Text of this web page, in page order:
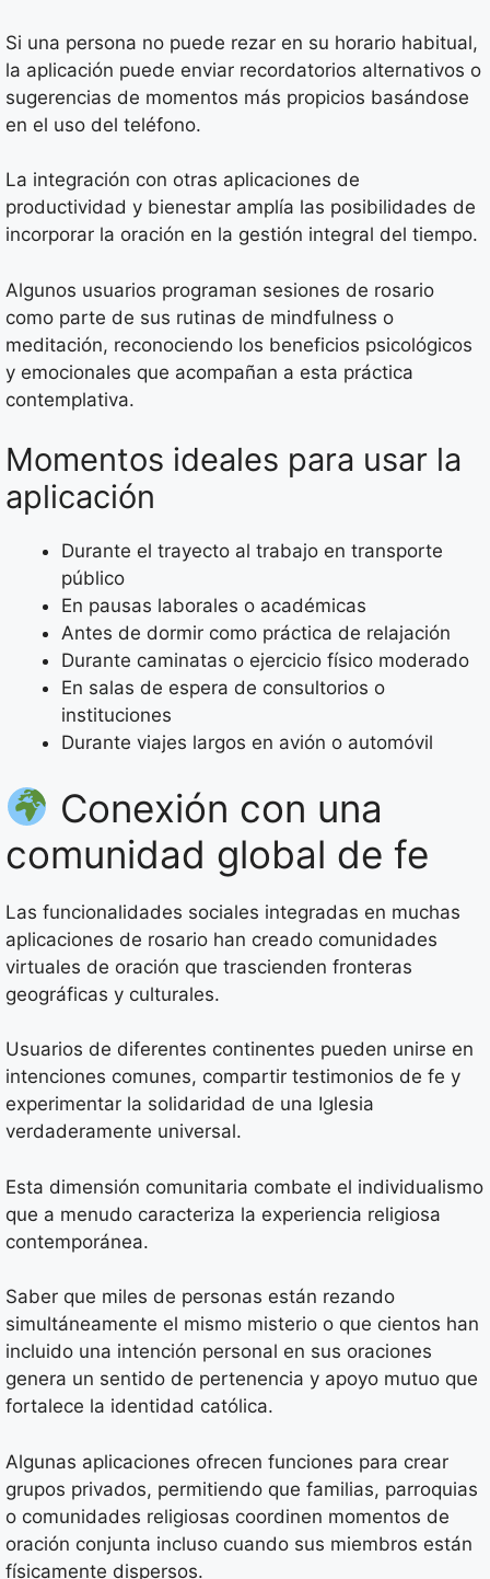
Si una persona no puede rezar en su horario habitual,
la aplicación puede enviar recordatorios alternativos o
sugerencias de momentos más propicios basándose
en el uso del teléfono.
La integración con otras aplicaciones de
productividad y bienestar amplía las posibilidades de
incorporar la oración en la gestión integral del tiempo.
Algunos usuarios programan sesiones de rosario
como parte de sus rutinas de mindfulness o
meditación, reconociendo los beneficios psicológicos
y emocionales que acompañan a esta práctica
contemplativa.
Momentos ideales para usar la
aplicación
Durante el trayecto al trabajo en transporte
público
En pausas laborales o académicas
Antes de dormir como práctica de relajación
Durante caminatas o ejercicio físico moderado
En salas de espera de consultorios o
instituciones
Durante viajes largos en avión o automóvil
Conexión con una
comunidad global de fe
Las funcionalidades sociales integradas en muchas
aplicaciones de rosario han creado comunidades
virtuales de oración que trascienden fronteras
geográficas y culturales.
Usuarios de diferentes continentes pueden unirse en
intenciones comunes, compartir testimonios de fe y
experimentar la solidaridad de una Iglesia
verdaderamente universal.
Esta dimensión comunitaria combate el individualismo
que a menudo caracteriza la experiencia religiosa
contemporánea.
Saber que miles de personas están rezando
simultáneamente el mismo misterio o que cientos han
incluido una intención personal en sus oraciones
genera un sentido de pertenencia y apoyo mutuo que
fortalece la identidad católica.
Algunas aplicaciones ofrecen funciones para crear
grupos privados, permitiendo que familias, parroquias
o comunidades religiosas coordinen momentos de
oración conjunta incluso cuando sus miembros están
físicamente dispersos.